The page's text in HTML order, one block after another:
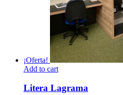
¡Oferta!
Add to cart
Litera Lagrama